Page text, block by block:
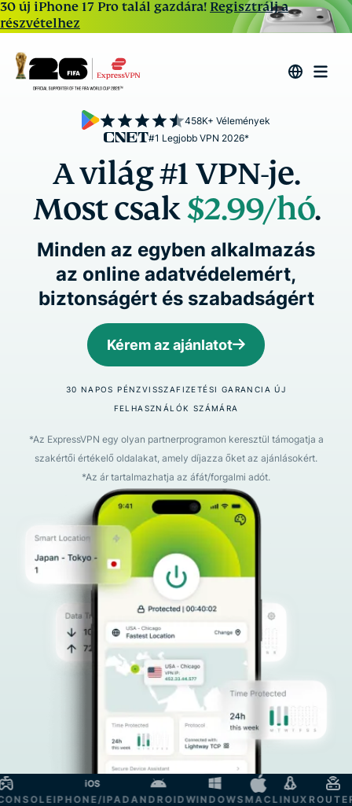
30 új iPhone 17 Pro talál gazdára! Regisztrálj a
részvételhez
#1 Legjobb VPN 2026*
458K+ Vélemények
A világ #1 VPN-je.
Most csak$2.99/hó.
Minden az egyben alkalmazás
az online adatvédelemért,
biztonságért és szabadságért
Kérem az ajánlatot
30 NAPOS PÉNZVISSZAFIZETÉSI GARANCIA ÚJ
FELHASZNÁLÓK SZÁMÁRA
*Az ExpressVPN egy olyan partnerprogramon keresztül támogatja a
szakértői értékelő oldalakat, amely díjazza őket az ajánlásokért.
*Az ár tartalmazhatja az áfát/forgalmi adót.
IPHONE/IPADANDROIDWINDOWSMAC LINUX ROUTER